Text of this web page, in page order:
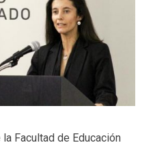
la Facultad de Educación